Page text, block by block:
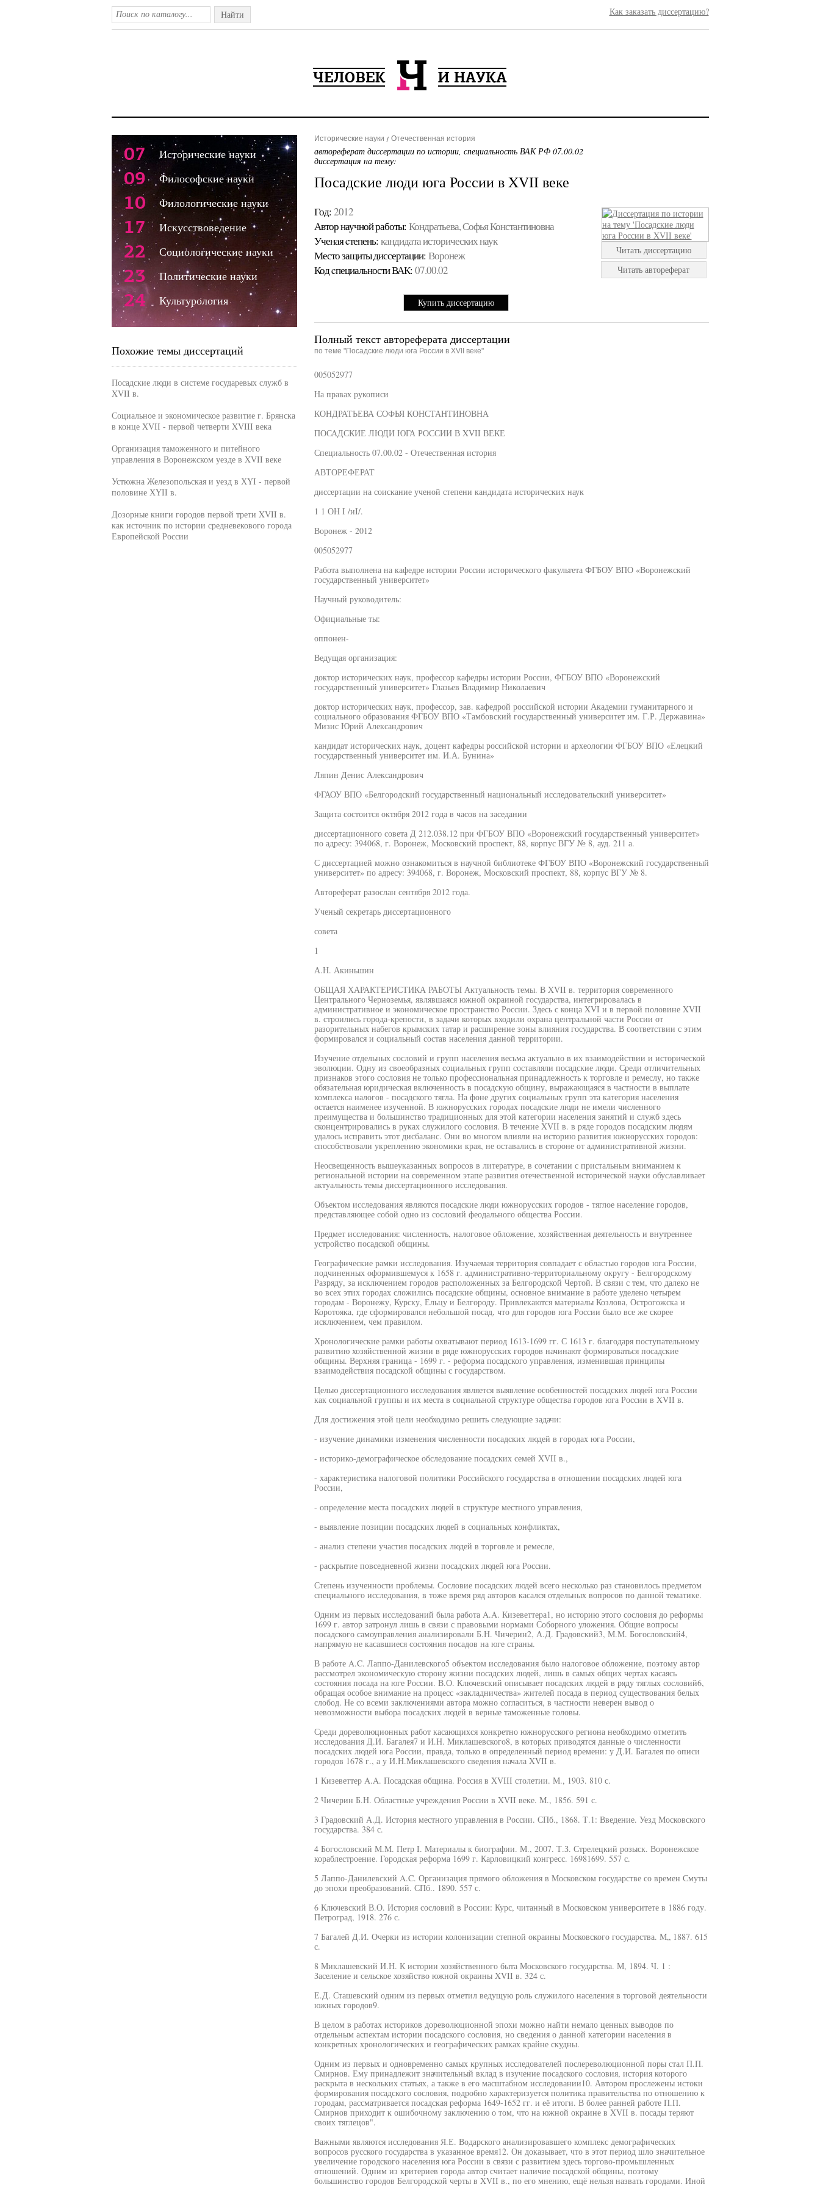
Найти Как заказать диссертацию?
Исторические науки Отечественная история
автореферат диссертации по истории, специальность ВАК РФ 07.00.02
диссертация на тему:
Посадские люди юга России в XVII веке
Год: 2012
Автор научной работы: Кондратьева, Софья Константиновна
Ученая cтепень: кандидата исторических наук
Место защиты диссертации: Воронеж
Код cпециальности ВАК: 07.00.02
Купить диссертацию
Читать диссертацию
Читать автореферат
Полный текст автореферата диссертации
по теме "Посадские люди юга России в XVII веке"
005052977
На правах рукописи
КОНДРАТЬЕВА СОФЬЯ КОНСТАНТИНОВНА
ПОСАДСКИЕ ЛЮДИ ЮГА РОССИИ В XVII ВЕКЕ
Специальность 07.00.02 - Отечественная история
АВТОРЕФЕРАТ
диссертации на соискание ученой степени кандидата исторических наук
1 1 ОН I /иI/.
Воронеж - 2012
005052977
Работа выполнена на кафедре истории России исторического факультета ФГБОУ ВПО «Воронежский
государственный университет»
Научный руководитель:
Официальные ты:
оппонен-
Ведущая организация:
доктор исторических наук, профессор кафедры истории России, ФГБОУ ВПО «Воронежский
государственный университет» Глазьев Владимир Николаевич
доктор исторических наук, профессор, зав. кафедрой российской истории Академии гуманитарного и
социального образования ФГБОУ ВПО «Тамбовский государственный университет им. Г.Р. Державина»
Мизис Юрий Александрович
кандидат исторических наук, доцент кафедры российской истории и археологии ФГБОУ ВПО «Елецкий
государственный университет им. И.А. Бунина»
Ляпин Денис Александрович
ФГАОУ ВПО «Белгородский государственный национальный исследовательский университет»
Защита состоится октября 2012 года в часов на заседании
диссертационного совета Д 212.038.12 при ФГБОУ ВПО «Воронежский государственный университет»
по адресу: 394068, г. Воронеж, Московский проспект, 88, корпус ВГУ № 8, ауд. 211 а.
С диссертацией можно ознакомиться в научной библиотеке ФГБОУ ВПО «Воронежский государственный
университет» по адресу: 394068, г. Воронеж, Московский проспект, 88, корпус ВГУ № 8.
Автореферат разослан сентября 2012 года.
Ученый секретарь диссертационного
совета
1
А.Н. Акиньшин
ОБЩАЯ ХАРАКТЕРИСТИКА РАБОТЫ Актуальность темы. В XVII в. территория современного
Центрального Черноземья, являвшаяся южной окраиной государства, интегрировалась в
административное и экономическое пространство России. Здесь с конца XVI и в первой половине XVII
в. строились города-крепости, в задачи которых входили охрана центральной части России от
разорительных набегов крымских татар и расширение зоны влияния государства. В соответствии с этим
формировался и социальный состав населения данной территории.
Изучение отдельных сословий и групп населения весьма актуально в их взаимодействии и исторической
эволюции. Одну из своеобразных социальных групп составляли посадские люди. Среди отличительных
признаков этого сословия не только профессиональная принадлежность к торговле и ремеслу, но также
обязательная юридическая включенность в посадскую общину, выражающаяся в частности в выплате
комплекса налогов - посадского тягла. На фоне других социальных групп эта категория населения
остается наименее изученной. В южнорусских городах посадские люди не имели численного
преимущества и большинство традиционных для этой категории населения занятий и служб здесь
сконцентрировались в руках служилого сословия. В течение XVII в. в ряде городов посадским людям
удалось исправить этот дисбаланс. Они во многом влияли на историю развития южнорусских городов:
способствовали укреплению экономики края, не оставались в стороне от административной жизни.
Неосвещенность вышеуказанных вопросов в литературе, в сочетании с пристальным вниманием к
региональной истории на современном этапе развития отечественной исторической науки обуславливает
актуальность темы диссертационного исследования.
Объектом исследования являются посадские люди южнорусских городов - тяглое население городов,
представляющее собой одно из сословий феодального общества России.
Предмет исследования: численность, налоговое обложение, хозяйственная деятельность и внутреннее
устройство посадской общины.
Географические рамки исследования. Изучаемая территория совпадает с областью городов юга России,
подчиненных оформившемуся к 1658 г. административно-территориальному округу - Белгородскому
Разряду, за исключением городов расположенных за Белгородской Чертой. В связи с тем, что далеко не
во всех этих городах сложились посадские общины, основное внимание в работе уделено четырем
городам - Воронежу, Курску, Ельцу и Белгороду. Привлекаются материалы Козлова, Острогожска и
Коротояка, где сформировался небольшой посад, что для городов юга России было все же скорее
исключением, чем правилом.
Хронологические рамки работы охватывают период 1613-1699 гг. С 1613 г. благодаря поступательному
развитию хозяйственной жизни в ряде южнорусских городов начинают формироваться посадские
общины. Верхняя граница - 1699 г. - реформа посадского управления, изменившая принципы
взаимодействия посадской общины с государством.
Целью диссертационного исследования является выявление особенностей посадских людей юга России
как социальной группы и их места в социальной структуре общества городов юга России в XVII в.
Для достижения этой цели необходимо решить следующие задачи:
- изучение динамики изменения численности посадских людей в городах юга России,
- историко-демографическое обследование посадских семей XVII в.,
- характеристика налоговой политики Российского государства в отношении посадских людей юга
России,
- определение места посадских людей в структуре местного управления,
- выявление позиции посадских людей в социальных конфликтах,
- анализ степени участия посадских людей в торговле и ремесле,
- раскрытие повседневной жизни посадских людей юга России.
Степень изученности проблемы. Сословие посадских людей всего несколько раз становилось предметом
специального исследования, в тоже время ряд авторов касался отдельных вопросов по данной тематике.
Одним из первых исследований была работа A.A. Кизеветтера1, но историю этого сословия до реформы
1699 г. автор затронул лишь в связи с правовыми нормами Соборного уложения. Общие вопросы
посадского самоуправления анализировали Б.Н. Чичерин2, А.Д. Градовский3, М.М. Богословский4,
напрямую не касавшиеся состояния посадов на юге страны.
В работе A.C. Лаппо-Данилевского5 объектом исследования было налоговое обложение, поэтому автор
рассмотрел экономическую сторону жизни посадских людей, лишь в самых общих чертах касаясь
состояния посада на юге России. В.О. Ключевский описывает посадских людей в ряду тяглых сословий6,
обращая особое внимание на процесс «закладничества» жителей посада в период существования белых
слобод. Не со всеми заключениями автора можно согласиться, в частности неверен вывод о
невозможности выбора посадских людей в верные таможенные головы.
Среди дореволюционных работ касающихся конкретно южнорусского региона необходимо отметить
исследования Д.И. Багалея7 и И.Н. Миклашевского8, в которых приводятся данные о численности
посадских людей юга России, правда, только в определенный период времени: у Д.И. Багалея по описи
городов 1678 г., а у И.Н.Миклашевского сведения начала XVII в.
1 Кизеветтер A.A. Посадская община. Россия в XVIII столетии. М., 1903. 810 с.
2 Чичерин Б.Н. Областные учреждения России в XVII веке. М., 1856. 591 с.
3 Градовский А.Д. История местного управления в России. СПб., 1868. Т.1: Введение. Уезд Московского
государства. 384 с.
4 Богословский М.М. Петр I. Материалы к биографии. М., 2007. Т.З. Стрелецкий розыск. Воронежское
кораблестроение. Городская реформа 1699 г. Карловицкий конгресс. 16981699. 557 с.
5 Лаппо-Данилевский A.C. Организация прямого обложения в Московском государстве со времен Смуты
до эпохи преобразований. СПб.. 1890. 557 с.
6 Ключевский В.О. История сословий в России: Курс, читанный в Московском университете в 1886 году.
Петроград, 1918. 276 с.
7 Багалей Д.И. Очерки из истории колонизации степной окраины Московского государства. М„ 1887. 615
с.
8 Миклашевский И.Н. К истории хозяйственного быта Московского государства. М, 1894. Ч. 1 :
Заселение и сельское хозяйство южной окраины XVII в. 324 с.
Е.Д. Сташевский одним из первых отметил ведущую роль служилого населения в торговой деятельности
южных городов9.
В целом в работах историков дореволюционной эпохи можно найти немало ценных выводов по
отдельным аспектам истории посадского сословия, но сведения о данной категории населения в
конкретных хронологических и географических рамках крайне скудны.
Одним из первых и одновременно самых крупных исследователей послереволюционной поры стал П.П.
Смирнов. Ему принадлежит значительный вклад в изучение посадского сословия, история которого
раскрыта в нескольких статьях, а также в его масштабном исследовании10. Автором прослежены истоки
формирования посадского сословия, подробно характеризуется политика правительства по отношению к
городам, рассматривается посадская реформа 1649-1652 гг. и её итоги. В более ранней работе П.П.
Смирнов приходит к ошибочному заключению о том, что на южной окраине в XVII в. посады теряют
своих тяглецов".
Важными являются исследования Я.Е. Водарского анализировавшего комплекс демографических
вопросов русского государства в указанное время12. Он доказывает, что в этот период шло значительное
увеличение городского населения юга России в связи с развитием здесь торгово-промышленных
отношений. Одним из критериев города автор считает наличие посадской общины, поэтому
большинство городов Белгородской черты в XVII в., по его мнению, ещё нельзя назвать городами. Иной
07 Исторические науки
09 Философские науки
10 Филологические науки
17 Искусствоведение
22 Социологические науки
23 Политические науки
24 Культурология
Похожие темы диссертаций
Посадские люди в системе государевых служб в
XVII в.
Социальное и экономическое развитие г. Брянска
в конце XVII - первой четверти XVIII века
Организация таможенного и питейного
управления в Воронежском уезде в XVII веке
Устюжна Железопольская и уезд в ХYI - первой
половине ХYII в.
Дозорные книги городов первой трети XVII в.
как источник по истории средневекового города
Европейской России